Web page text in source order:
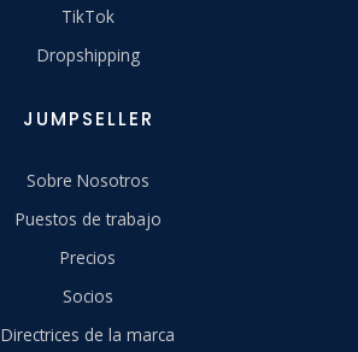
TikTok
Dropshipping
JUMPSELLER
Sobre Nosotros
Puestos de trabajo
Precios
Socios
Directrices de la marca